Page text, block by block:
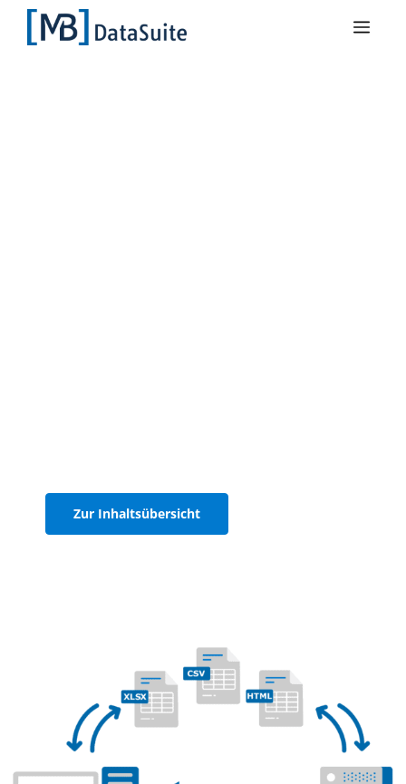
Zur Inhaltsübersicht